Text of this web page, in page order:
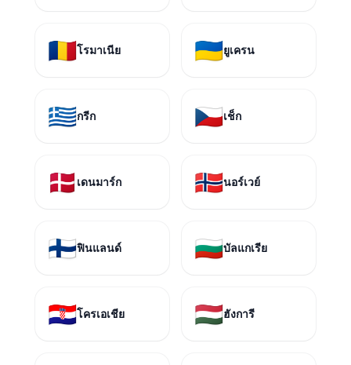
🇷🇴โรมาเนีย 🇺🇦ยูเครน
🇬🇷กรีก 🇨🇿เช็ก
🇩🇰 เดนมาร์ก 🇳🇴นอร์เวย์
🇫🇮ฟินแลนด์ 🇧🇬บัลแกเรีย
🇭🇷โครเอเชีย 🇭🇺ฮังการี